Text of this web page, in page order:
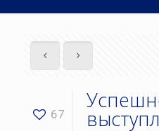
67